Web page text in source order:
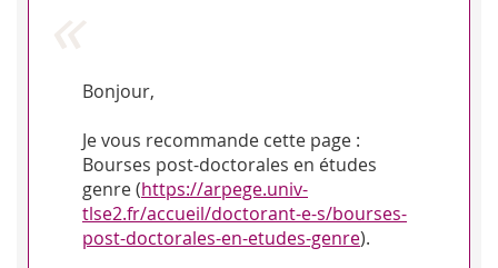
Bonjour,
Je vous recommande cette page :
Bourses post-doctorales en études
genre (https://arpege.univ-
tlse2.fr/accueil/doctorant-e-s/bourses-
post-doctorales-en-etudes-genre).